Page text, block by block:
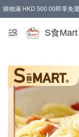
購物滿 HKD 500.00即享免
S食Mart